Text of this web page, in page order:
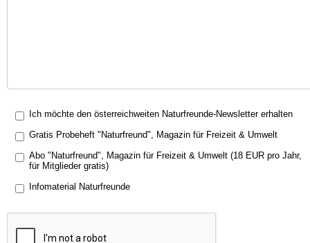
Ich möchte den österreichweiten Naturfreunde-Newsletter erhalten
Gratis Probeheft "Naturfreund", Magazin für Freizeit & Umwelt
Abo "Naturfreund", Magazin für Freizeit & Umwelt (18 EUR pro Jahr,
für Mitglieder gratis)
Infomaterial Naturfreunde